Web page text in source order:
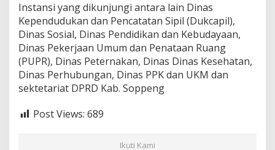
Instansi yang dikunjungi antara lain Dinas
Kependudukan dan Pencatatan Sipil (Dukcapil),
Dinas Sosial, Dinas Pendidikan dan Kebudayaan,
Dinas Pekerjaan Umum dan Penataan Ruang
(PUPR), Dinas Peternakan, Dinas Dinas Kesehatan,
Dinas Perhubungan, Dinas PPK dan UKM dan
sektetariat DPRD Kab. Soppeng
Post Views: 689
Ikuti Kami